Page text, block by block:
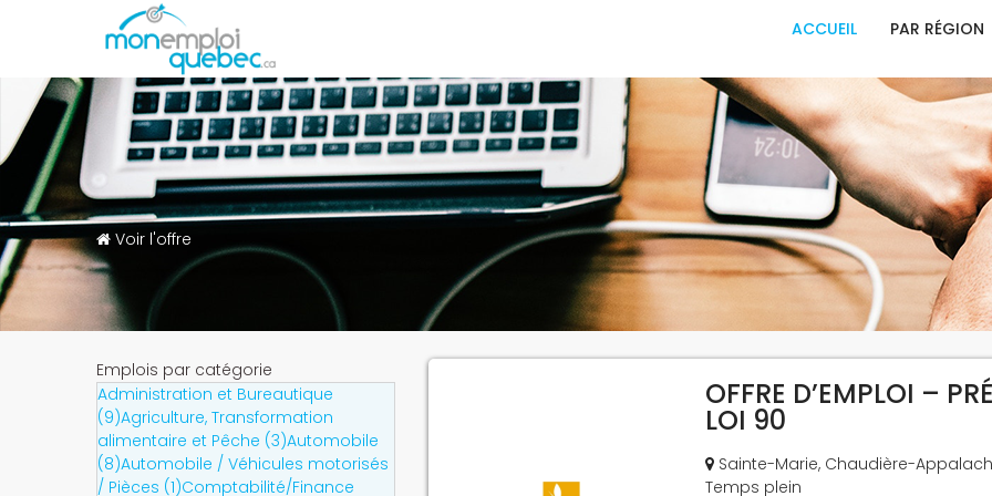
ACCUEIL PAR RÉGION
Voir l'offre
Emplois par catégorie
Administration et Bureautique
(9)Agriculture, Transformation
alimentaire et Pêche (3)Automobile
(8)Automobile / Véhicules motorisés
/ Pièces (1)Comptabilité/Finance
OFFRE D’EMPLOI –
LOI 90
Sainte-Marie, Chaudière-
Temps plein